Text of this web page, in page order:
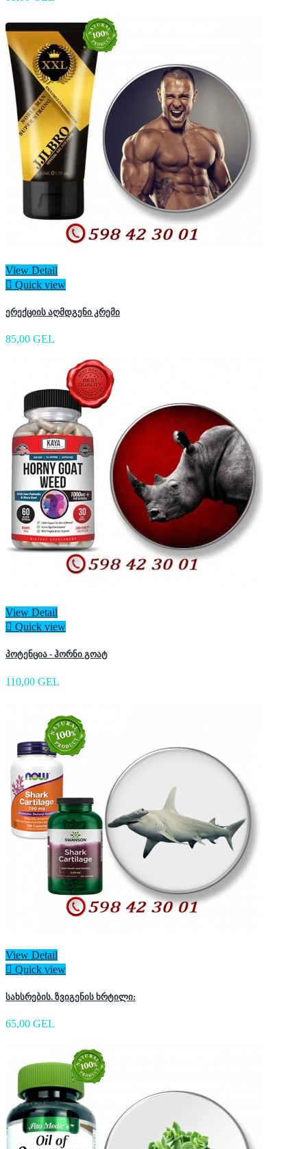
View Detail
 Quick view
ერექციის აღმდგენი კრემი
85,00 GEL
View Detail
 Quick view
პოტენცია - ჰორნი გოატ
110,00 GEL
View Detail
 Quick view
სახსრების. ზვიგენის ხრტილი:
65,00 GEL